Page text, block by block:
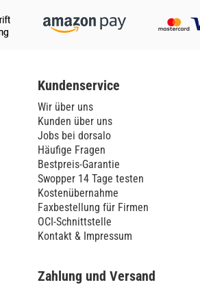
Kundenservice
Wir über uns
Kunden über uns
Jobs bei dorsalo
Häufige Fragen
Bestpreis-Garantie
Swopper 14 Tage testen
Kostenübernahme
Faxbestellung für Firmen
OCI-Schnittstelle
Kontakt & Impressum
Zahlung und Versand